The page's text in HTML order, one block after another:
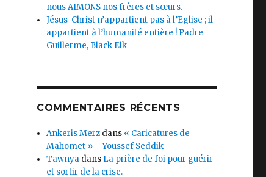
nous AIMONS nos frères et sœurs.
Jésus-Christ n’appartient pas à l’Eglise ; il
appartient à l’humanité entière ! Padre
Guillerme, Black Elk
COMMENTAIRES RÉCENTS
Ankeris Merz dans « Caricatures de
Mahomet » – Youssef Seddik
Tawnya dans La prière de foi pour guérir
et sortir de la crise.